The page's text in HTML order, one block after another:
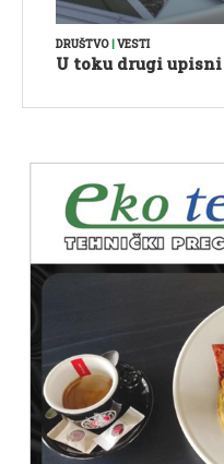
DRUŠTVO|VESTI
U toku drugi